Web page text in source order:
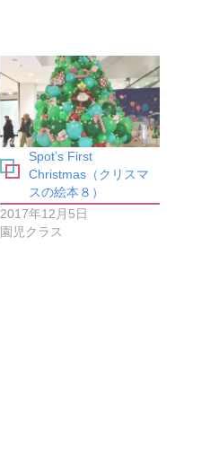
Spot’s First
Christmas（クリスマ
スの絵本８）
2017年12月5日
園児クラス